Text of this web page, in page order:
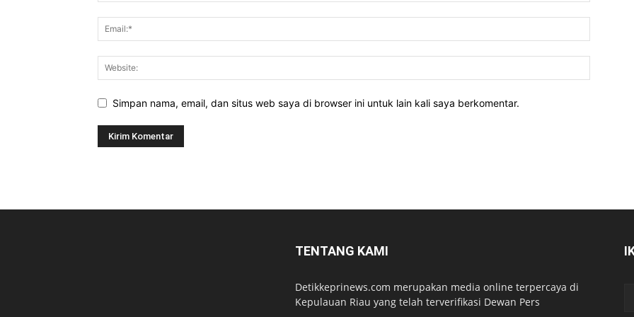
Simpan nama, email, dan situs web saya di browser ini untuk lain kali saya berkomentar.
TENTANG KAMI
Detikkeprinews.com merupakan media online terpercaya di
Kepulauan Riau yang telah terverifikasi Dewan Pers